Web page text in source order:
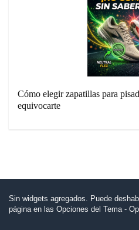
Cómo elegir zapatillas para
equivocarte
Sin widgets agregados. Puede
página en las Opciones del Tema -